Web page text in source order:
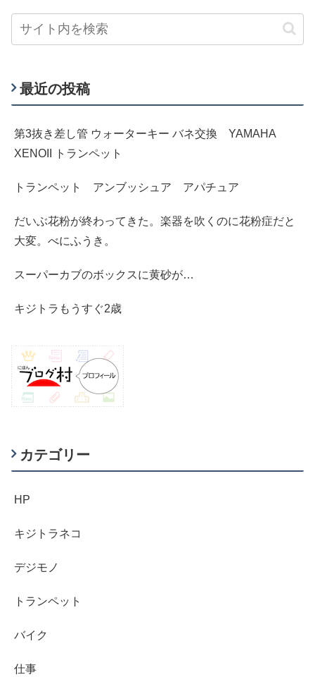
最近の投稿
第3抜き差し管 ウォーターキー バネ交換 YAMAHA
XENOII トランペット
トランペット アンブッシュア アパチュア
だいぶ花粉が終わってきた。楽器を吹くのに花粉症だと
大変。べにふうき。
スーパーカブのボックスに黄砂が…
キジトラもうすぐ2歳
カテゴリー
HP
キジトラネコ
デジモノ
トランペット
バイク
仕事